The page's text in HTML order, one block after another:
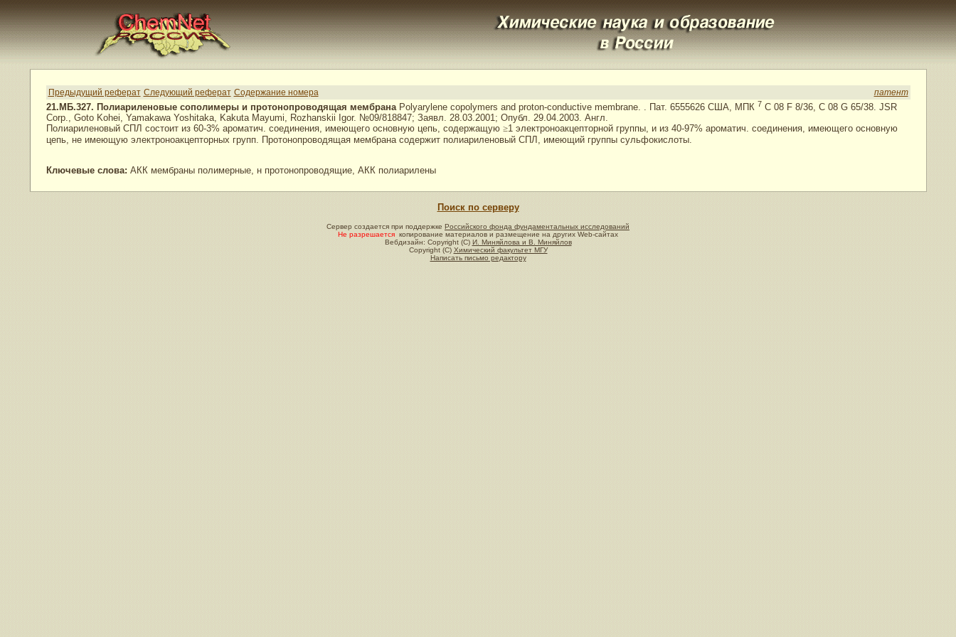
Предыдущий реферат Следующий реферат Содержание номера патент
21.МБ.327. Полиариленовые сополимеры и протонопроводящая мембранаPolyarylene copolymers and proton-conductive membrane. . Пат. 6555626 США, МПК 7 C 08 F 8/36, C 08 G 65/38. JSR
Corp., Goto Kohei, Yamakawa Yoshitaka, Kakuta Mayumi, Rozhanskii Igor. №09/818847; Заявл. 28.03.2001; Опубл. 29.04.2003. Англ.
Полиариленовый СПЛ состоит из 60-3% ароматич. соединения, имеющего основную цепь, содержащую ≥1 электроноакцепторной группы, и из 40-97% ароматич. соединения, имеющего основную
цепь, не имеющую электроноакцепторных групп. Протонопроводящая мембрана содержит полиариленовый СПЛ, имеющий группы сульфокислоты.
Ключевые слова: АКК мембраны полимерные, н протонопроводящие, АКК полиарилены
Поиск по серверу
Сервер создается при поддержке Российского фонда фундаментальных исследований
Не разрешается копирование материалов и размещение на других Web-сайтах
Вебдизайн: Copyright (C) И. Миняйлова и В. Миняйлов
Copyright (C) Химический факультет МГУ
Написать письмо редактору